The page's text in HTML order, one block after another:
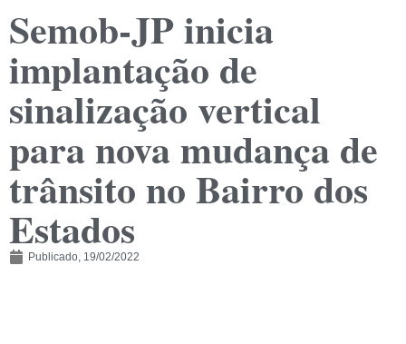
Semob-JP inicia
implantação de
sinalização vertical
para nova mudança de
trânsito no Bairro dos
Estados
Publicado, 19/02/2022